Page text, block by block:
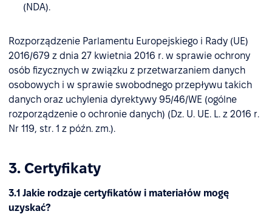
(NDA).
Rozporządzenie Parlamentu Europejskiego i Rady (UE)
2016/679 z dnia 27 kwietnia 2016 r. w sprawie ochrony
osób fizycznych w związku z przetwarzaniem danych
osobowych i w sprawie swobodnego przepływu takich
danych oraz uchylenia dyrektywy 95/46/WE (ogólne
rozporządzenie o ochronie danych) (Dz. U. UE. L. z 2016 r.
Nr 119, str. 1 z późn. zm.).
3. Certyfikaty
3.1 Jakie rodzaje certyfikatów i materiałów mogę
uzyskać?